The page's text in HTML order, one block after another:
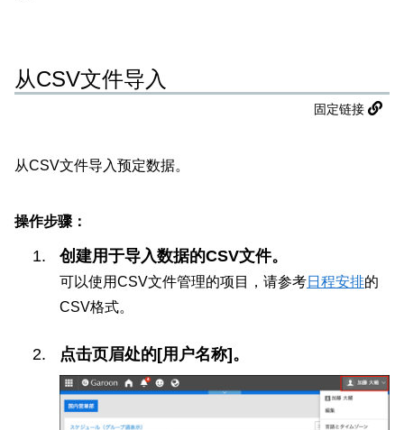
从CSV文件导入
固定链接
从CSV文件导入预定数据。
操作步骤：
创建用于导入数据的CSV文件。
可以使用CSV文件管理的项目，请参考日程安排的
CSV格式。
点击页眉处的[用户名称]。